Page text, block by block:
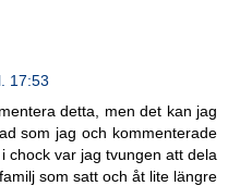
17:53
detta, men det kan jag
som jag och kommenterade
chock var jag tvungen att dela
som satt och åt lite längre